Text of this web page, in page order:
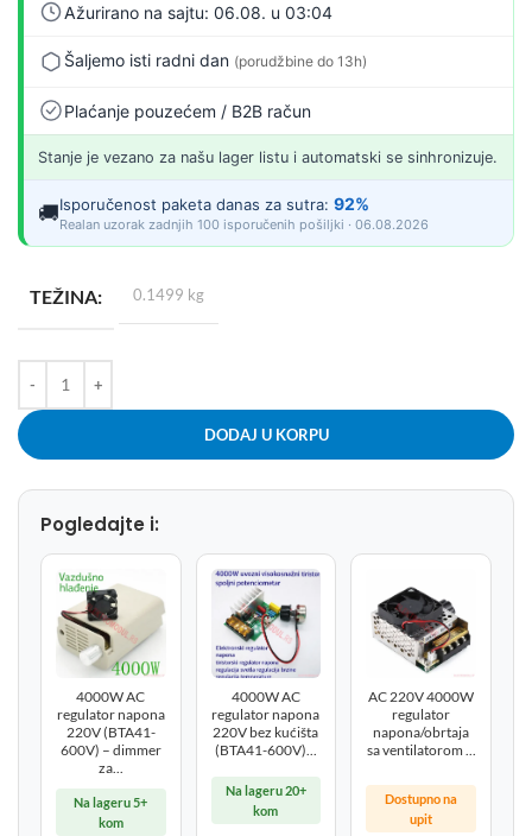
Ažurirano na sajtu: 06.08. u 03:04
Šaljemo isti radni dan (porudžbine do 13h)
Plaćanje pouzećem / B2B račun
Stanje je vezano za našu lager listu i automatski se sinhronizuje.
🚚Isporučenost paketa danas za sutra: 92%
Realan uzorak zadnjih 100 isporučenih pošiljki · 06.08.2026
TEŽINA 0.1499 kg
DODAJ U KORPU
Pogledajte i:
4000W AC
regulator napona
220V (BTA41-
600V) – dimmer
za...
Na lageru 5+
kom
4000W AC
regulator napona
220V bez kućišta
(BTA41-600V)...
Na lageru 20+
kom
AC 220V 4000W
regulator
napona/obrtaja
sa ventilatorom ...
Dostupno na
upit